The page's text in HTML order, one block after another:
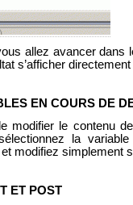
allez avancer dans
s’afficher
EN COURS DE
modifier le contenu
la
modifiez simplement
ET POST